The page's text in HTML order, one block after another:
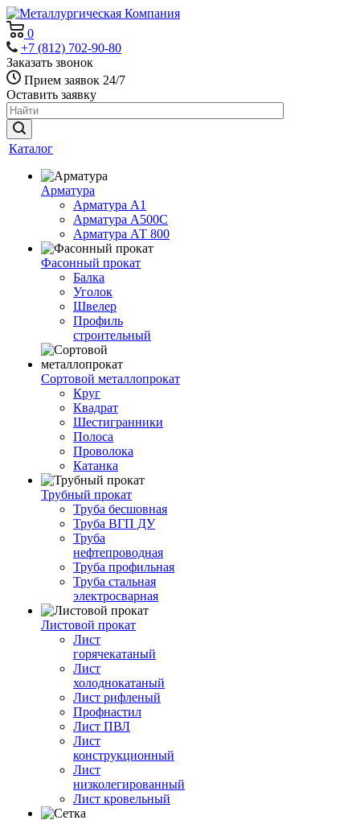
0
+7 (812) 702-90-80
Заказать звонок
Прием заявок 24/7
Оставить заявку
Каталог
Арматура
Арматура А1
Арматура А500С
Арматура АТ 800
Фасонный прокат
Балка
Уголок
Швелер
Профиль
строительный
Сортовой металлопрокат
Круг
Квадрат
Шестигранники
Полоса
Проволока
Катанка
Трубный прокат
Труба бесшовная
Труба ВГП ДУ
Труба
нефтепроводная
Труба профильная
Труба стальная
электросварная
Листовой прокат
Лист
горячекатаный
Лист
холоднокатаный
Лист рифленый
Профнастил
Лист ПВЛ
Лист
конструкционный
Лист
низколегированный
Лист кровельный